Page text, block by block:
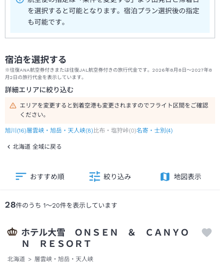
を選択すると可能となります。宿泊プラン選択後の指定
も可能です。
宿泊を選択する
※往復ANA航空券付きまたは往復JAL航空券付きの旅行代金です。2026年8月8日～2027年8
月2日の旅行代金を表示しています。
詳細エリアに絞り込む
エリアを変更すると到着空港も変更されますのでフライト区間をご確認
ください。
旭川(16)層雲峡・旭岳・天人峡(8) 比布・塩狩峠(0)名寄・士別(4)
北海道 全域に戻る
28件のうち 1～20件を表示しています
おすすめ順 絞り込み 地図表示
ホテル大雪 ＯＮＳＥＮ ＆ ＣＡＮＹＯ
Ｎ ＲＥＳＯＲＴ
北海道
層雲峡・旭岳・天人峡